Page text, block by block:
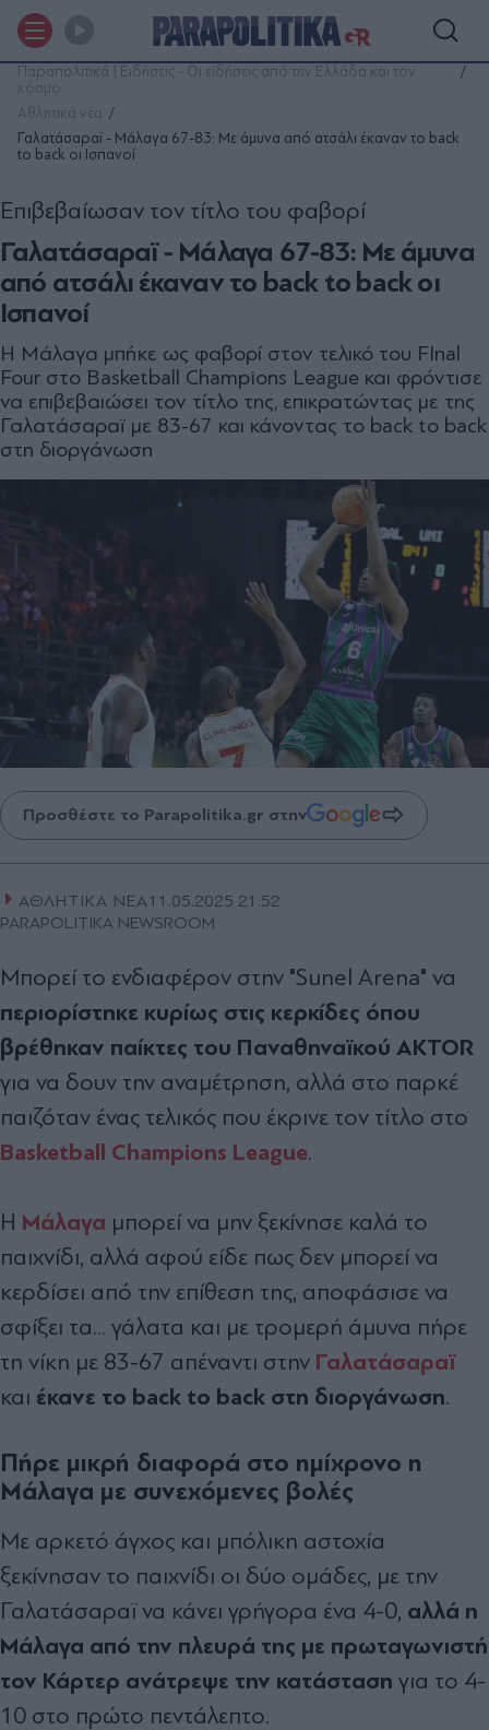
Παραπολιτικά | Ειδήσεις - Οι ειδήσεις από την Ελλάδα και τον
κόσμο
Αθλητικά νέα
Γαλατάσαραϊ - Μάλαγα 67-83: Με άμυνα από ατσάλι έκαναν το back
to back οι Ισπανοί
Γαλατάσαραϊ - Μάλαγα 67-83: Με άμυνα
από ατσάλι έκαναν το back to back οι
Ισπανοί
Επιβεβαίωσαν τον τίτλο του φαβορί
Η Μάλαγα μπήκε ως φαβορί στον τελικό του FInal
Four στο Basketball Champions League και φρόντισε
να επιβεβαιώσει τον τίτλο της, επικρατώντας με της
Γαλατάσαραϊ με 83-67 και κάνοντας το back to back
στη διοργάνωση
Προσθέστε το Parapolitika.gr στην
ΑΘΛΗΤΙΚΑ ΝΕΑ11.05.2025 21:52
PARAPOLITIKA NEWSROOM
Μπορεί το ενδιαφέρον στην "Sunel Arena" να
περιορίστηκε κυρίως στις κερκίδες όπου
βρέθηκαν παίκτες του Παναθηναϊκού AKTOR
για να δουν την αναμέτρηση, αλλά στο παρκέ
παιζόταν ένας τελικός που έκρινε τον τίτλο στο
Basketball Champions League.
Η Μάλαγα μπορεί να μην ξεκίνησε καλά το
παιχνίδι, αλλά αφού είδε πως δεν μπορεί να
κερδίσει από την επίθεση της, αποφάσισε να
σφίξει τα... γάλατα και με τρομερή άμυνα πήρε
τη νίκη με 83-67 απέναντι στην Γαλατάσαραϊ
και έκανε το back to back στη διοργάνωση.
Πήρε μικρή διαφορά στο ημίχρονο η
Μάλαγα με συνεχόμενες βολές
Με αρκετό άγχος και μπόλικη αστοχία
ξεκίνησαν το παιχνίδι οι δύο ομάδες, με την
Γαλατάσαραϊ να κάνει γρήγορα ένα 4-0, αλλά η
Μάλαγα από την πλευρά της με πρωταγωνιστή
τον Κάρτερ ανάτρεψε την κατάσταση για το 4-
10 στο πρώτο πεντάλεπτο.